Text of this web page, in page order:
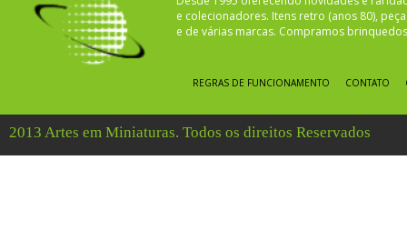
e colecionadores. Itens retro (anos 80),
e de várias marcas. Compramos
REGRAS DE FUNCIONAMENTO CONTATO
2013 Artes em Miniaturas. Todos os direitos Reservados